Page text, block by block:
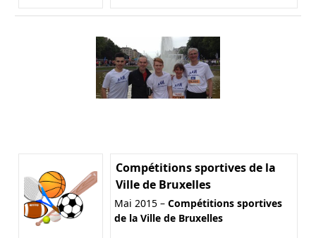
Compétitions sportives de la
Ville de Bruxelles
Mai 2015 – Compétitions sportives
de la Ville de Bruxelles